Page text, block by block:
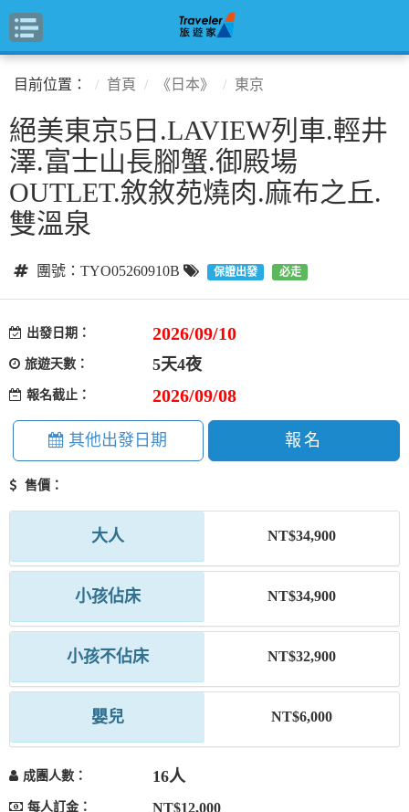
目前位置： 首頁 《日本》 東京
絕美東京5日.LAVIEW列車.輕井
澤.富士山長腳蟹.御殿場
OUTLET.敘敘苑燒肉.麻布之丘.
雙溫泉
團號：TYO05260910B 保證出發 必走
出發日期： 2026/09/10
旅遊天數： 5天4夜
報名截止： 2026/09/08
其他出發日期 報名
售價：
大人 NT$34,900
小孩佔床 NT$34,900
小孩不佔床 NT$32,900
嬰兒 NT$6,000
成團人數： 16人
每人訂金： NT$12,000